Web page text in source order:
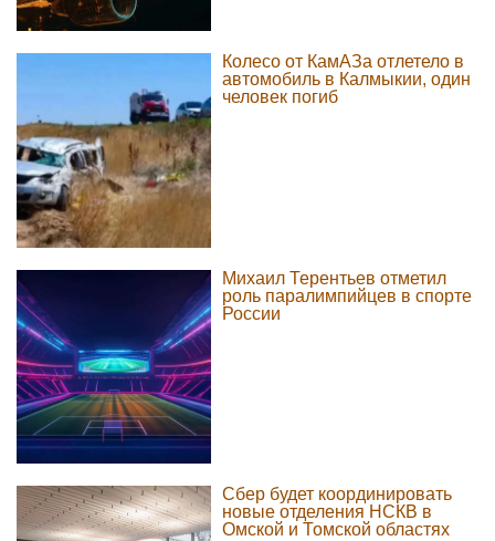
Колесо от КамАЗа отлетело в
автомобиль в Калмыкии, один
человек погиб
Михаил Терентьев отметил
роль паралимпийцев в спорте
России
Сбер будет координировать
новые отделения НСКВ в
Омской и Томской областях